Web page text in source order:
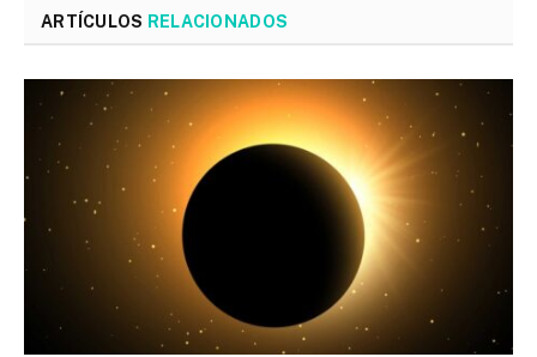
ARTÍCULOS RELACIONADOS